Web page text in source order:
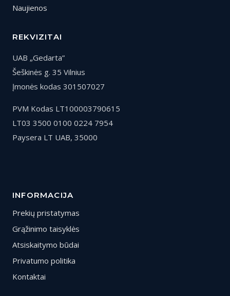
Naujienos
REKVIZITAI
UAB „Gedarta”
Šeškinės g. 35 Vilnius
Įmonės kodas 301507027
PVM Kodas LT100003790615
LT03 3500 0100 0224 7954
Paysera LT UAB, 35000
INFORMACIJA
Prekių pristatymas
Grąžinimo taisyklės
Atsiskaitymo būdai
Privatumo politika
Kontaktai